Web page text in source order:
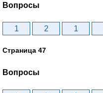
Вопросы
1 2 1
Страница 47
Вопросы